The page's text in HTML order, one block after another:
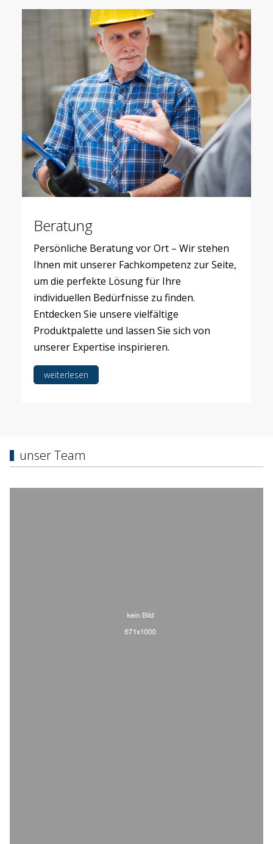
Beratung
Persönliche Beratung vor Ort – Wir stehen
Ihnen mit unserer Fachkompetenz zur Seite,
um die perfekte Lösung für Ihre
individuellen Bedürfnisse zu finden.
Entdecken Sie unsere vielfältige
Produktpalette und lassen Sie sich von
unserer Expertise inspirieren.
weiterlesen
unser Team